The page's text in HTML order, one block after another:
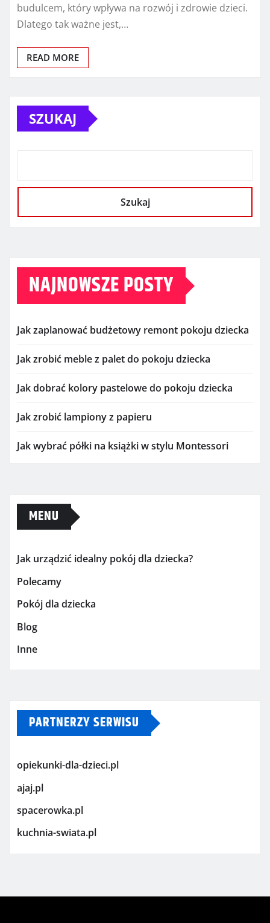
budulcem, który wpływa na rozwój i zdrowie dzieci.
Dlatego tak ważne jest,…
READ MORE
SZUKAJ
Szukaj
NAJNOWSZE POSTY
Jak zaplanować budżetowy remont pokoju dziecka
Jak zrobić meble z palet do pokoju dziecka
Jak dobrać kolory pastelowe do pokoju dziecka
Jak zrobić lampiony z papieru
Jak wybrać półki na książki w stylu Montessori
MENU
Jak urządzić idealny pokój dla dziecka?
Polecamy
Pokój dla dziecka
Blog
Inne
PARTNERZY SERWISU
opiekunki-dla-dzieci.pl
ajaj.pl
spacerowka.pl
kuchnia-swiata.pl